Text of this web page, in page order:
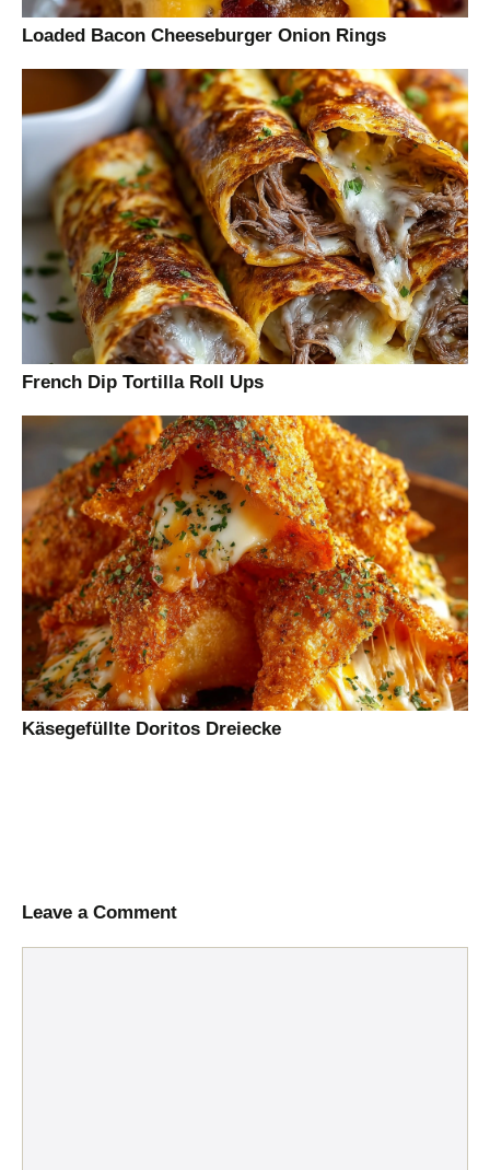
Loaded Bacon Cheeseburger Onion Rings
French Dip Tortilla Roll Ups
Käsegefüllte Doritos Dreiecke
Leave a Comment